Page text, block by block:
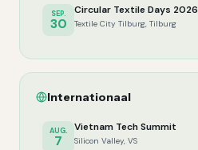
SEP.
30
Circular Textile Days 2026
Textile City Tilburg, Tilburg
Internationaal
AUG.
7
Vietnam Tech Summit
Silicon Valley, VS